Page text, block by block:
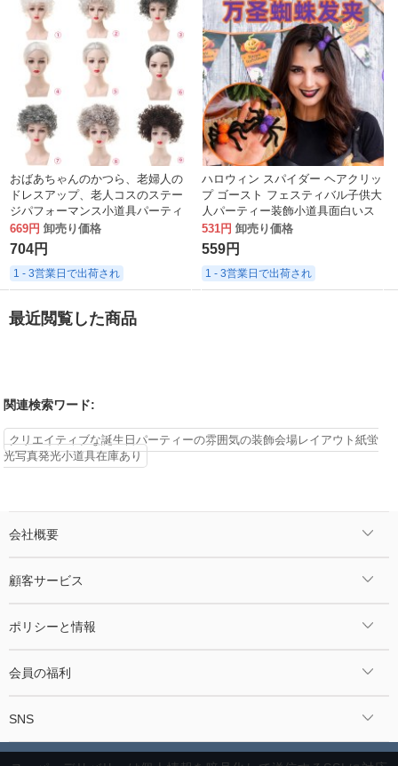
1,003円
卸売り価格
1,056円
1 - 3営業日で出荷され
おばあちゃんのかつら、老婦人の
ドレスアップ、老人コスのステー
ジパフォーマンス小道具パーティ
ーのヘッドギアセット
669円 卸売り価格
704円
1 - 3営業日で出荷され
ハロウィン スパイダー ヘアクリッ
プ ゴースト フェスティバル子供大
人パーティー装飾小道具面白いス
パイダー クリップ ヘアアクセサリ
ー
531円 卸売り価格
559円
1 - 3営業日で出荷され
最近閲覧した商品
関連検索ワード:
クリエイティブな誕生日パーティーの雰囲気の装飾会場レイアウト紙蛍
光写真発光小道具在庫あり
会社概要
顧客サービス
ポリシーと情報
会員の福利
SNS